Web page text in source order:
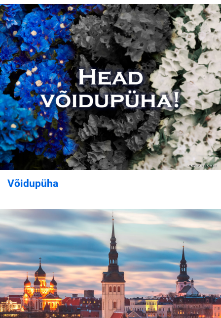
Võidupüha